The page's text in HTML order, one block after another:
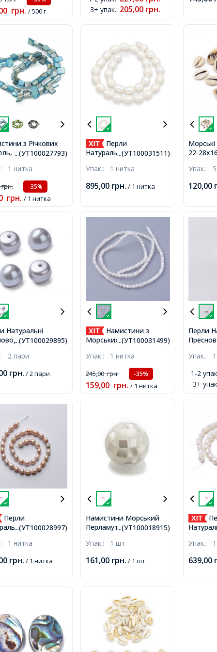
грн. / 500 г 3+ упак.: 205,00 грн.
80шт/
...(УТ100027793)
з Річкових
Синій, 8-17.5x5-
38шт/38см/
1 нитка
грн. -35%
грн. / 1 нитка
...(УТ100031511)
Перли
Натуральний
Намистини Рис,
12х9-10мм, Отвір 0.7мм,
Упак.: 1 нитка
895,00 грн. / 1 нитка
22-
24шт/
Упак.:
120,00
...(УТ100029895)
Натуральні
Круглі,
7-8х6.5-7мм,
2 пари
грн. / 2 пари
...(УТ100031499)
Намистини з
Морських Ракушок
Круглі, 3-3.2мм, Отвір
0.5мм, близько
123шт/36см/нитка,
Упак.: 1 нитка
245,00грн. -35%
159,00 грн. / 1 нитка
Перли
7мм,
Упак.:
1-2
3+
...(УТ100028997)
Перли
7.5-11х6-
35шт/34см/
1 нитка
грн. / 1 нитка
...(УТ100018915)
Намистини Морський
Перламутр, Круглий,
16мм, Отвір: 1мм,
Упак.: 1 шт
161,00 грн. / 1 шт
7х5мм,
Упак.:
639,00